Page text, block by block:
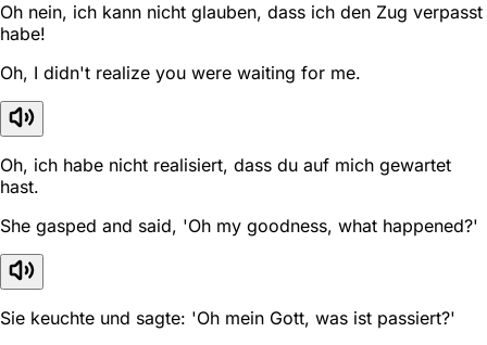
Oh nein, ich kann nicht glauben, dass ich den Zug verpasst
habe!
Oh, I didn't realize you were waiting for me.
Oh, ich habe nicht realisiert, dass du auf mich gewartet
hast.
She gasped and said, 'Oh my goodness, what happened?'
Sie keuchte und sagte: 'Oh mein Gott, was ist passiert?'